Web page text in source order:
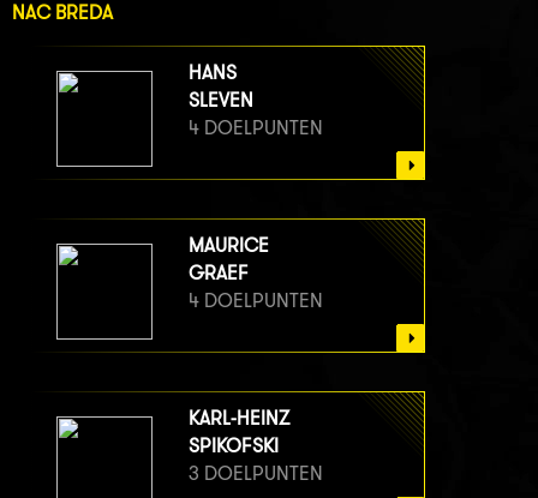
NAC BREDA
HANS
SLEVEN
4 DOELPUNTEN
MAURICE
GRAEF
4 DOELPUNTEN
KARL-HEINZ
SPIKOFSKI
3 DOELPUNTEN